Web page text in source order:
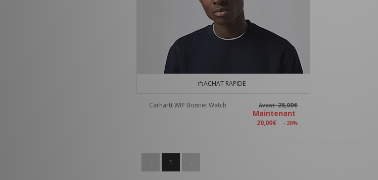
ACHAT RAPIDE
Carhartt WIP Bonnet Watch Avant25,00€
Maintenant
20,00€ - 20%
1